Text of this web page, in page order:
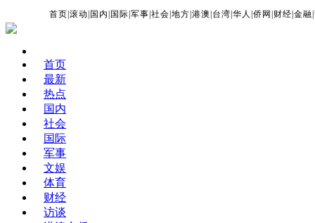
首页 |滚动 国内 国际 |军事 |社会 |地方 |港澳 台湾 |华人 |侨网 财经 |金融 |
首页
最新
热点
国内
社会
国际
军事
文娱
体育
财经
访谈